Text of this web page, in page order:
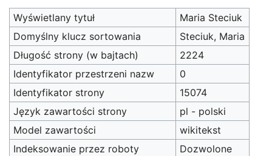
Wyświetlany tytuł
Maria Steciuk
Domyślny klucz sortowania
Steciuk, Maria
Długość strony (w bajtach)
2224
Identyfikator przestrzeni nazw
0
Identyfikator strony
15074
Język zawartości strony
pl - polski
Model zawartości
wikitekst
Indeksowanie przez roboty
Dozwolone